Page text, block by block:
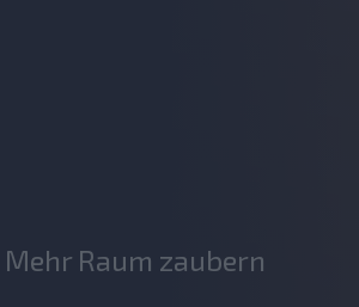
Raum zaubern